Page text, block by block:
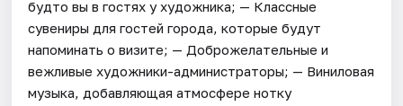
будто вы в гостях у художника; — Классные
сувениры для гостей города, которые будут
напоминать о визите; — Доброжелательные и
вежливые художники-администраторы; — Виниловая
музыка, добавляющая атмосфере нотку